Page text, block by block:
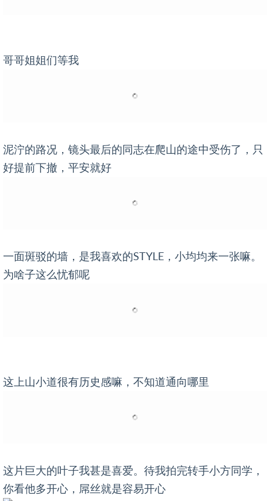
哥哥姐姐们等我
泥泞的路况，镜头最后的同志在爬山的途中受伤了，只
好提前下撤，平安就好
一面斑驳的墙，是我喜欢的STYLE，小均均来一张嘛。
为啥子这么忧郁呢
这上山小道很有历史感嘛，不知道通向哪里
这片巨大的叶子我甚是喜爱。待我拍完转手小方同学，
你看他多开心，屌丝就是容易开心